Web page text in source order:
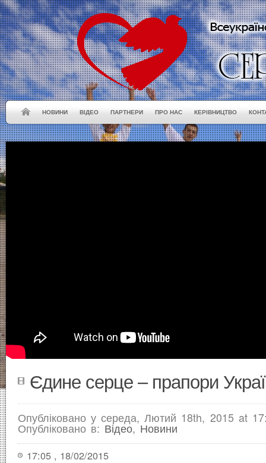
НОВИНИ ВІДЕО ПАРТНЕРИ ПРО НАС КЕРІВНИЦТВО
Єдине серце – прапори
Опубліковано у середа, Лютий 18th, 2015 at
Опубліковано в: Відео,Новини
17:05 , 18/02/2015